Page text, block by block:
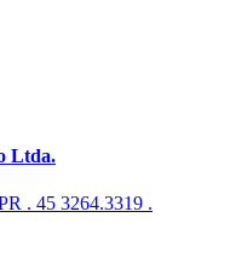
Ltda.
. 45 3264.3319 .